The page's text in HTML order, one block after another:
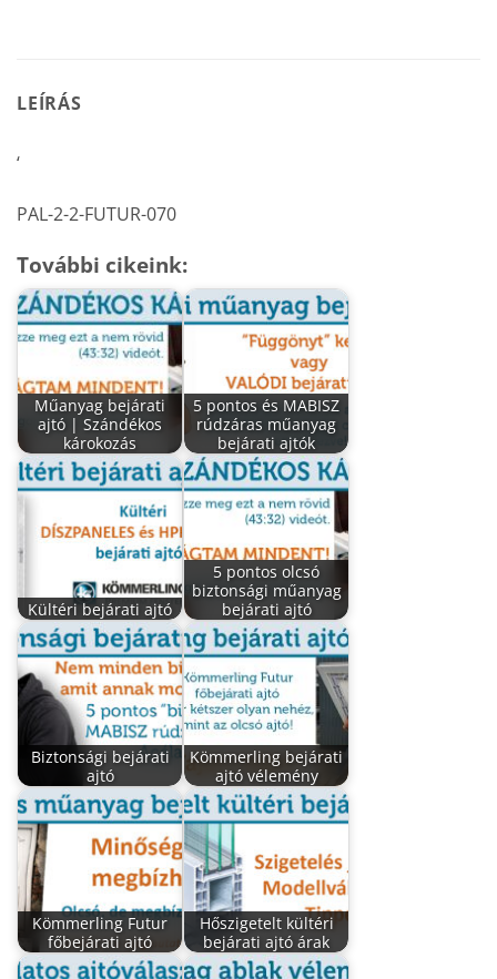
LEÍRÁS
‘
PAL-2-2-FUTUR-070
További cikeink:
Műanyag bejárati
ajtó | Szándékos
károkozás
5 pontos és MABISZ
rúdzáras műanyag
bejárati ajtók
Kültéri bejárati ajtó
5 pontos olcsó
biztonsági műanyag
bejárati ajtó
Biztonsági bejárati
ajtó
Kömmerling bejárati
ajtó vélemény
Kömmerling Futur
főbejárati ajtó
Hőszigetelt kültéri
bejárati ajtó árak